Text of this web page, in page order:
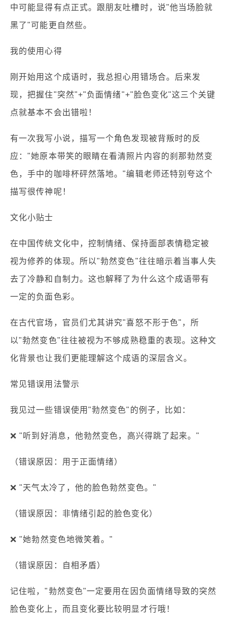
中可能显得有点正式。跟朋友吐槽时，说"他当场脸就
黑了"可能更自然些。
我的使用心得
刚开始用这个成语时，我总担心用错场合。后来发
现，把握住"突然"+"负面情绪"+"脸色变化"这三个关键
点就基本不会出错啦！
有一次我写小说，描写一个角色发现被背叛时的反
应："她原本带笑的眼睛在看清照片内容的刹那勃然变
色，手中的咖啡杯砰然落地。"编辑老师还特别夸这个
描写很传神呢！
文化小贴士
在中国传统文化中，控制情绪、保持面部表情稳定被
视为修养的体现。所以"勃然变色"往往暗示着当事人失
去了冷静和自制力。这也解释了为什么这个成语带有
一定的负面色彩。
在古代官场，官员们尤其讲究"喜怒不形于色"，所
以"勃然变色"往往被视为不够成熟稳重的表现。这种文
化背景也让我们更能理解这个成语的深层含义。
常见错误用法警示
我见过一些错误使用"勃然变色"的例子，比如：
❌ "听到好消息，他勃然变色，高兴得跳了起来。"
（错误原因：用于正面情绪）
❌ "天气太冷了，他的脸色勃然变色。"
（错误原因：非情绪引起的脸色变化）
❌ "她勃然变色地微笑着。"
（错误原因：自相矛盾）
记住啦，"勃然变色"一定要用在因负面情绪导致的突然
脸色变化上，而且变化要比较明显才行哦！